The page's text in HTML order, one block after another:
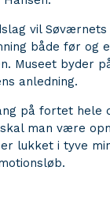
vil
både før og
Museet byder
anledning.
på fortet hele
man være
lukket i tyve